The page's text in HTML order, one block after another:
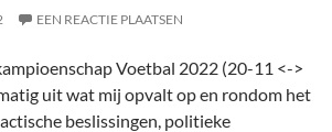
EEN REACTIE PLAATSEN
Voetbal 2022 (20-11 <->
uit wat mij opvalt op en rondom het
beslissingen, politieke